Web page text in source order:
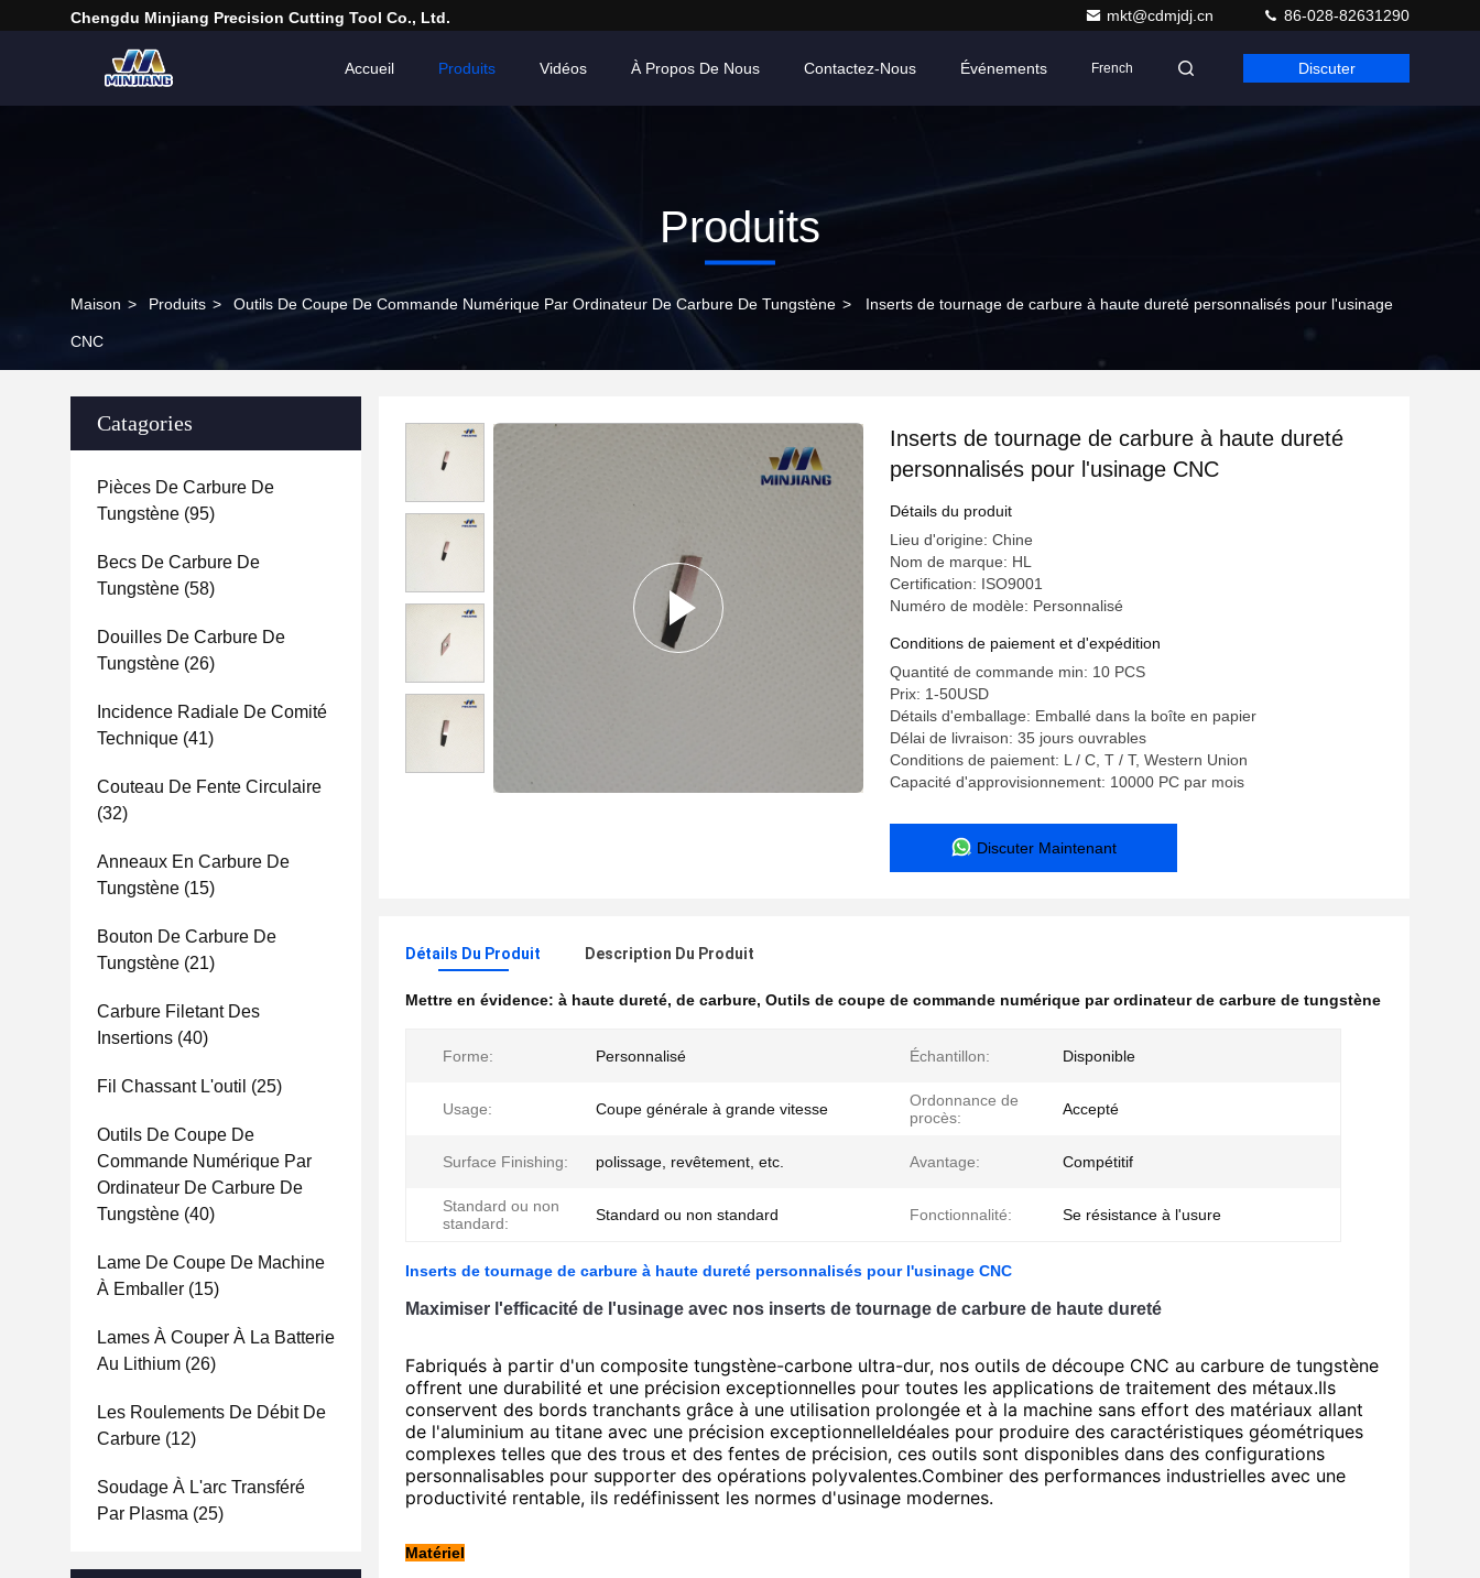
Chengdu Minjiang Precision Cutting Tool Co., Ltd. mkt@cdmjdj.cn 86-028-82631290
Accueil Produits Vidéos À Propos De Nous Contactez-Nous Événements French Discuter
Produits
Maison > Produits > Outils De Coupe De Commande Numérique Par Ordinateur De Carbure De Tungstène > Inserts de tournage de carbure à haute dureté personnalisés pour l'usinage
CNC
Catagories
Pièces De Carbure De
Tungstène (95)
Becs De Carbure De
Tungstène (58)
Douilles De Carbure De
Tungstène (26)
Incidence Radiale De Comité
Technique (41)
Couteau De Fente Circulaire
(32)
Anneaux En Carbure De
Tungstène (15)
Bouton De Carbure De
Tungstène (21)
Carbure Filetant Des
Insertions (40)
Fil Chassant L'outil (25)
Outils De Coupe De
Commande Numérique Par
Ordinateur De Carbure De
Tungstène (40)
Lame De Coupe De Machine
À Emballer (15)
Lames À Couper À La Batterie
Au Lithium (26)
Les Roulements De Débit De
Carbure (12)
Soudage À L'arc Transféré
Par Plasma (25)
Inserts de tournage de carbure à haute dureté
personnalisés pour l'usinage CNC
Détails du produit
Lieu d'origine: Chine
Nom de marque: HL
Certification: ISO9001
Numéro de modèle: Personnalisé
Conditions de paiement et d'expédition
Quantité de commande min: 10 PCS
Prix: 1-50USD
Détails d'emballage: Emballé dans la boîte en papier
Délai de livraison: 35 jours ouvrables
Conditions de paiement: L / C, T / T, Western Union
Capacité d'approvisionnement: 10000 PC par mois
Discuter Maintenant
Détails Du Produit Description Du Produit
Mettre en évidence: à haute dureté, de carbure, Outils de coupe de commande numérique par ordinateur de carbure de tungstène
Forme: Personnalisé Échantillon: Disponible
Usage: Coupe générale à grande vitesse
Ordonnance de
procès:
Accepté
Surface Finishing: polissage, revêtement, etc. Avantage: Compétitif
Standard ou non
standard:
Standard ou non standard Fonctionnalité: Se résistance à l'usure
Inserts de tournage de carbure à haute dureté personnalisés pour l'usinage CNC
Maximiser l'efficacité de l'usinage avec nos inserts de tournage de carbure de haute dureté
Fabriqués à partir d'un composite tungstène-carbone ultra-dur, nos outils de découpe CNC au carbure de tungstène
offrent une durabilité et une précision exceptionnelles pour toutes les applications de traitement des métaux.Ils
conservent des bords tranchants grâce à une utilisation prolongée et à la machine sans effort des matériaux allant
de l'aluminium au titane avec une précision exceptionnelleIdéales pour produire des caractéristiques géométriques
complexes telles que des trous et des fentes de précision, ces outils sont disponibles dans des configurations
personnalisables pour supporter des opérations polyvalentes.Combiner des performances industrielles avec une
productivité rentable, ils redéfinissent les normes d'usinage modernes.
Matériel